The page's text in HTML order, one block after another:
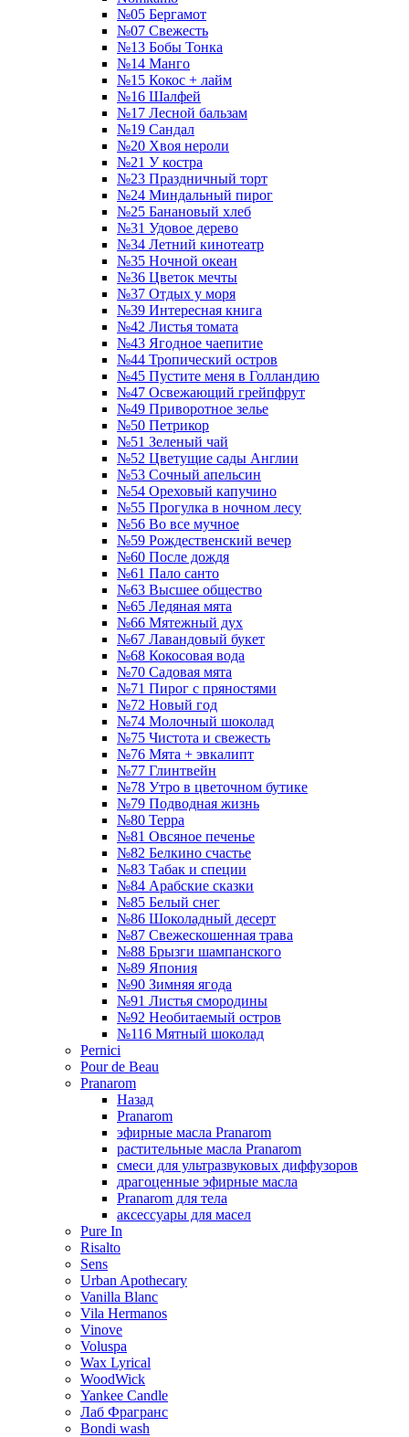
№05 Бергамот
№07 Свежесть
№13 Бобы Тонка
№14 Манго
№15 Кокос + лайм
№16 Шалфей
№17 Лесной бальзам
№19 Сандал
№20 Хвоя нероли
№21 У костра
№23 Праздничный торт
№24 Миндальный пирог
№25 Банановый хлеб
№31 Удовое дерево
№34 Летний кинотеатр
№35 Ночной океан
№36 Цветок мечты
№37 Отдых у моря
№39 Интересная книга
№42 Листья томата
№43 Ягодное чаепитие
№44 Тропический остров
№45 Пустите меня в Голландию
№47 Освежающий грейпфрут
№49 Приворотное зелье
№50 Петрикор
№51 Зеленый чай
№52 Цветущие сады Англии
№53 Сочный апельсин
№54 Ореховый капучино
№55 Прогулка в ночном лесу
№56 Во все мучное
№59 Рождественский вечер
№60 После дождя
№61 Пало санто
№63 Высшее общество
№65 Ледяная мята
№66 Мятежный дух
№67 Лавандовый букет
№68 Кокосовая вода
№70 Садовая мята
№71 Пирог с пряностями
№72 Новый год
№74 Молочный шоколад
№75 Чистота и свежесть
№76 Мята + эвкалипт
№77 Глинтвейн
№78 Утро в цветочном бутике
№79 Подводная жизнь
№80 Терра
№81 Овсяное печенье
№82 Белкино счастье
№83 Табак и специи
№84 Арабские сказки
№85 Белый снег
№86 Шоколадный десерт
№87 Свежескошенная трава
№88 Брызги шампанского
№89 Япония
№90 Зимняя ягода
№91 Листья смородины
№92 Необитаемый остров
№116 Мятный шоколад
Pernici
Pour de Beau
Pranarom
Назад
Pranarom
эфирные масла Pranarom
растительные масла Pranarom
смеси для ультразвуковых диффузоров
драгоценные эфирные масла
Pranarom для тела
аксессуары для масел
Pure In
Risalto
Sens
Urban Apothecary
Vanilla Blanc
Vila Hermanos
Vinove
Voluspa
Wax Lyrical
WoodWick
Yankee Candle
Лаб Фрагранс
Bondi wash